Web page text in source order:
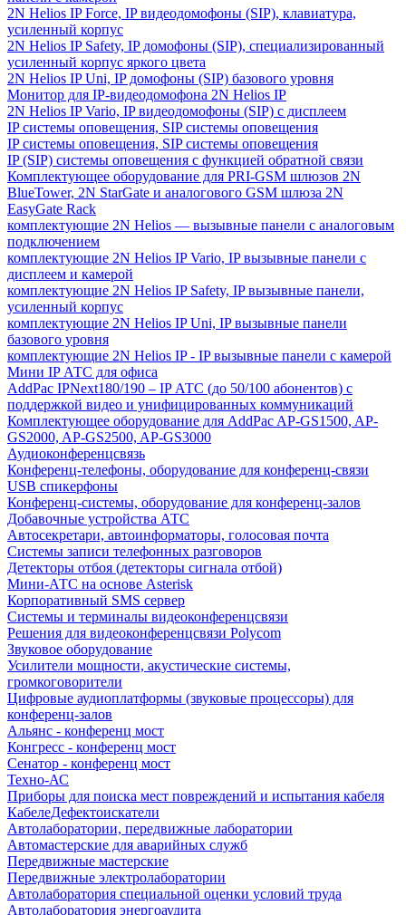
2N Helios IP Force, IP видеодомофоны (SIP), клавиатура,
усиленный корпус
2N Helios IP Safety, IP домофоны (SIP), специализированный
усиленный корпус яркого цвета
2N Helios IP Uni, IP домофоны (SIP) базового уровня
Монитор для IP-видеодомофона 2N Helios IP
2N Helios IP Vario, IP видеодомофоны (SIP) с дисплеем
IP системы оповещения, SIP системы оповещения
IP системы оповещения, SIP системы оповещения
IP (SIP) системы оповещения с функцией обратной связи
Комплектующее оборудование для PRI-GSM шлюзов 2N
BlueTower, 2N StarGate и аналогового GSM шлюза 2N
EasyGate Rack
комплектующие 2N Helios — вызывные панели с аналоговым
подключением
комплектующие 2N Helios IP Vario, IP вызывные панели с
дисплеем и камерой
комплектующие 2N Helios IP Safety, IP вызывные панели,
усиленный корпус
комплектующие 2N Helios IP Uni, IP вызывные панели
базового уровня
комплектующие 2N Helios IP - IP вызывные панели с камерой
Мини IP АТС для офиса
AddPac IPNext180/190 – IP АТС (до 50/100 абонентов) с
поддержкой видео и унифицированных коммуникаций
Комплектующее оборудование для AddPac AP-GS1500, AP-
GS2000, AP-GS2500, AP-GS3000
Аудиоконференцсвязь
Конференц-телефоны, оборудование для конференц-связи
USB спикерфоны
Конференц-системы, оборудование для конференц-залов
Добавочные устройства АТС
Автосекретари, автоинформаторы, голосовая почта
Системы записи телефонных разговоров
Детекторы отбоя (детекторы сигнала отбой)
Мини-АТС на основе Asterisk
Корпоративный SMS сервер
Системы и терминалы видеоконференцсвязи
Решения для видеоконференцсвязи Polycom
Звуковое оборудование
Усилители мощности, акустические системы,
громкоговорители
Цифровые аудиоплатформы (звуковые процессоры) для
конференц-залов
Альянс - конференц мост
Конгресс - конференц мост
Сенатор - конференц мост
Техно-АС
Приборы для поиска мест повреждений и испытания кабеля
КабелеДефектоискатели
Автолаборатории, передвижные лаборатории
Автомастерские для аварийных служб
Передвижные мастерские
Передвижные электролаборатории
Автолаборатория специальной оценки условий труда
Автолаборатория энергоаудита